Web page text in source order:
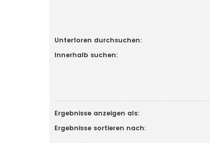
Unterforen durchsuchen:
Innerhalb suchen:
Ergebnisse anzeigen als:
Ergebnisse sortieren nach: